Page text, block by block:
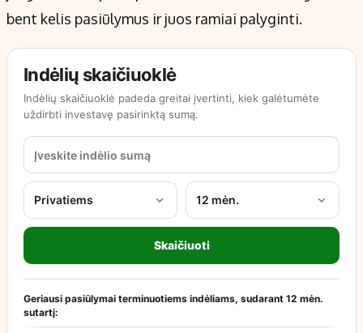
bent kelis pasiūlymus ir juos ramiai palyginti.